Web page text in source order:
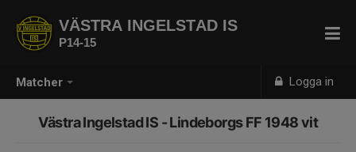
Matcher Logga in
VÄSTRA INGELSTAD IS
P14-15
Västra Ingelstad IS - Lindeborgs FF 1948 vit